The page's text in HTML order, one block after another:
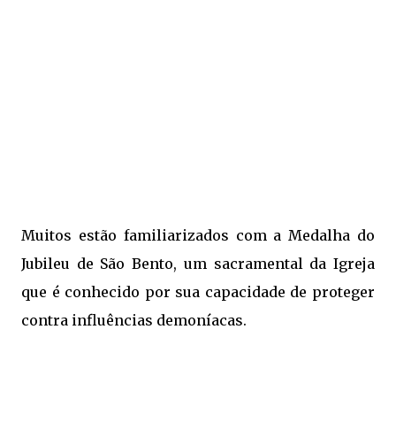
Muitos estão familiarizados com a Medalha do
Jubileu de São Bento, um sacramental da Igreja
que é conhecido por sua capacidade de proteger
contra influências demoníacas.